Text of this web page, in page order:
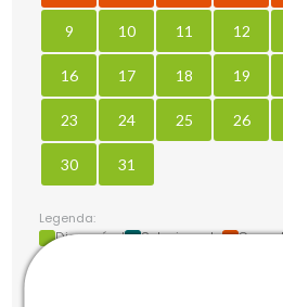
9 10 11 12
16 17 18 19
23 24 25 26
30 31
Legenda:
Disponível Selecionado